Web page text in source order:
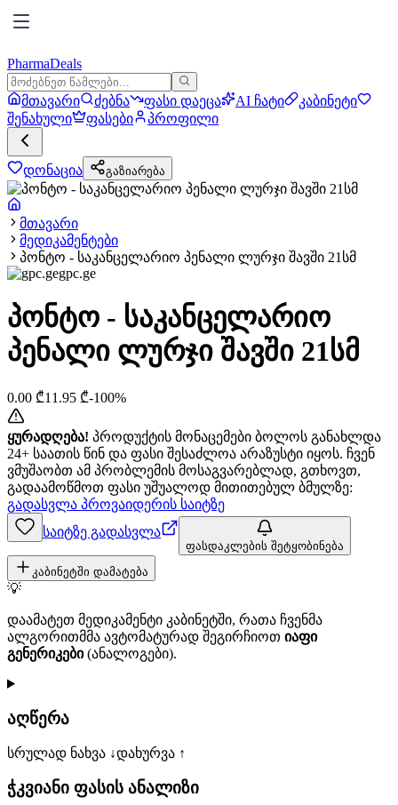
PharmaDeals
მთავარი ძებნა ფასი დაეცა AI ჩატი
კაბინეტი
შენახული
ფასები პროფილი
დონაცია გაზიარება
მთავარი
მედიკამენტები
პონტო - საკანცელარიო პენალი ლურჯი შავში 21სმ
gpc.ge
პონტო - საკანცელარიო
პენალი ლურჯი შავში 21სმ
0.00 ₾11.95 ₾-100%
ყურადღება! პროდუქტის მონაცემები ბოლოს განახლდა
24+ საათის წინ და ფასი შესაძლოა არაზუსტი იყოს. ჩვენ
ვმუშაობთ ამ პრობლემის მოსაგვარებლად, გთხოვთ,
გადაამოწმოთ ფასი უშუალოდ მითითებულ ბმულზე:
გადასვლა პროვაიდერის საიტზე
საიტზე გადასვლა
ფასდაკლების შეტყობინება
კაბინეტში დამატება
💡
დაამატეთ მედიკამენტი კაბინეტში, რათა ჩვენმა
ალგორითმმა ავტომატურად შეგირჩიოთ იაფი
გენერიკები(ანალოგები).
აღწერა
სრულად ნახვა ↓დახურვა ↑
ჭკვიანი ფასის ანალიზი